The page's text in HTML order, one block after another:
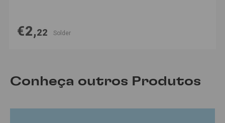
€2,22 Solder
Conheça outros Produtos